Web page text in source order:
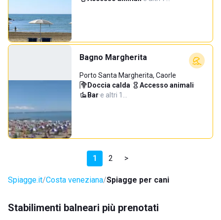
Bagno Margherita
Porto Santa Margherita, Caorle
Doccia calda· Accesso animali·
Bar·e altri 1…
1 2 >
Spiagge.it Costa veneziana Spiagge per cani
Stabilimenti balneari più prenotati